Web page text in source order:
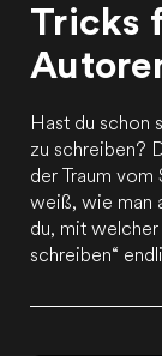
Tricks
Hast du schon
zu schreiben?
der Traum vom
weiß, wie man
du, mit welcher
schreiben“